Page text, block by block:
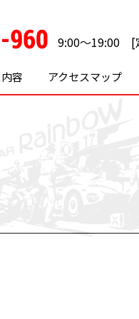
9:00～19:00 [
容 アクセスマップ